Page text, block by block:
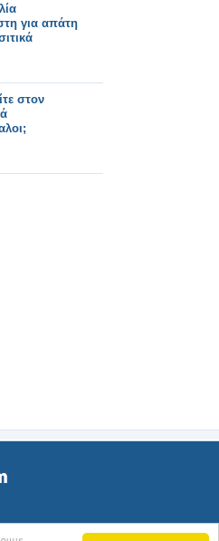
για απάτη
στον